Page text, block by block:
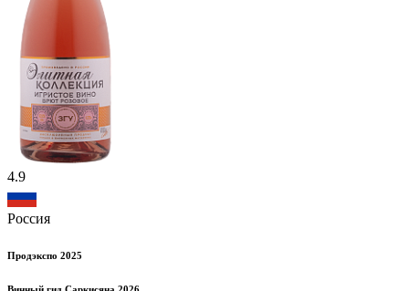
4.9
Россия
Продэкспо 2025
Винный гид Саркисяна 2026